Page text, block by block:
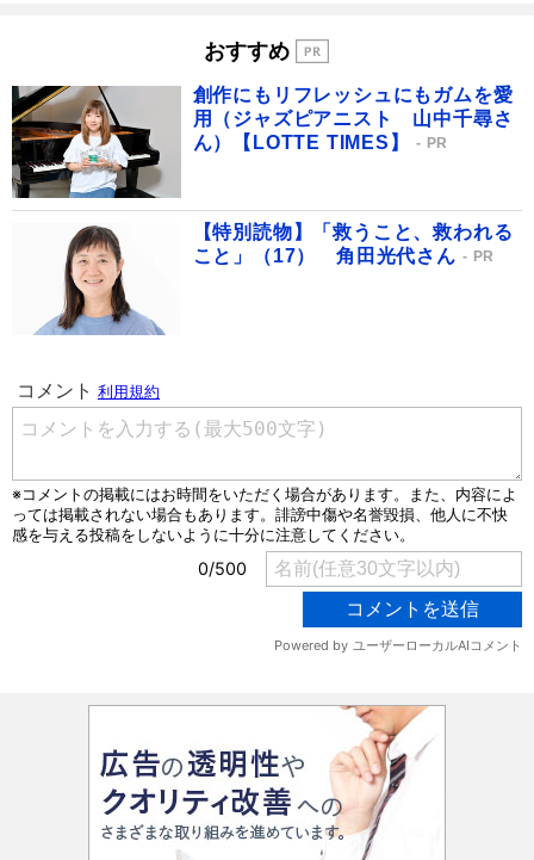
おすすめ
創作にもリフレッシュにもガムを愛
用（ジャズピアニスト 山中千尋さ
ん）【LOTTE TIMES】
PR
【特別読物】「救うこと、救われる
こと」（17） 角田光代さん
PR